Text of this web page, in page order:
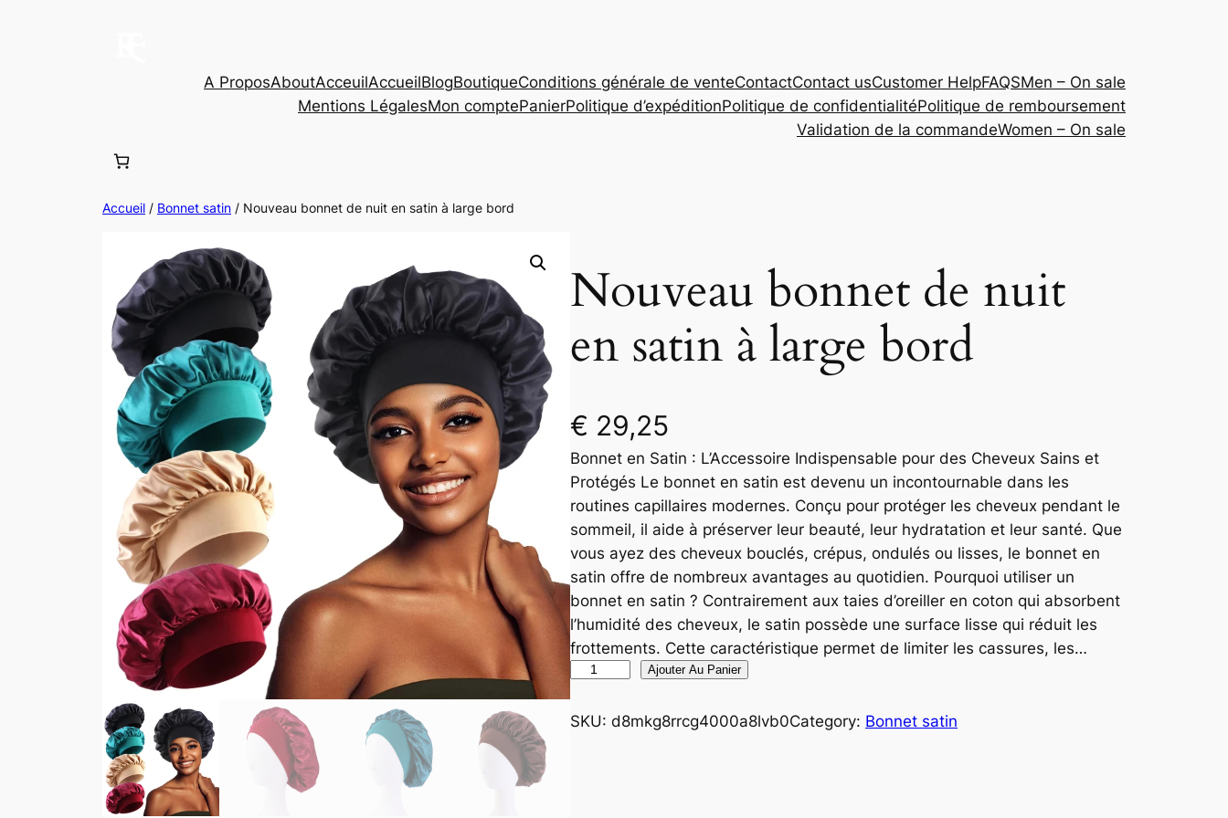
A ProposAboutAcceuilAccueilBlogBoutiqueConditions générale de venteContactContact usCustomer HelpFAQSMen – On sale
Mentions LégalesMon comptePanierPolitique d’expéditionPolitique de confidentialitéPolitique de remboursement
Validation de la commandeWomen – On sale
Accueil / Bonnet satin / Nouveau bonnet de nuit en satin à large bord
Nouveau bonnet de nuit
en satin à large bord
€ 29,25
Bonnet en Satin : L’Accessoire Indispensable pour des Cheveux Sains et
Protégés Le bonnet en satin est devenu un incontournable dans les
routines capillaires modernes. Conçu pour protéger les cheveux pendant le
sommeil, il aide à préserver leur beauté, leur hydratation et leur santé. Que
vous ayez des cheveux bouclés, crépus, ondulés ou lisses, le bonnet en
satin offre de nombreux avantages au quotidien. Pourquoi utiliser un
bonnet en satin ? Contrairement aux taies d’oreiller en coton qui absorbent
l’humidité des cheveux, le satin possède une surface lisse qui réduit les
frottements. Cette caractéristique permet de limiter les cassures, les…
a
Ajouter Au Panier
SKU: d8mkg8rrcg4000a8lvb0Category: Bonnet satin